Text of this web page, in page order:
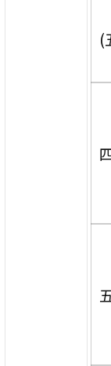
(